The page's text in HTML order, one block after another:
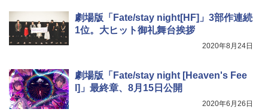
劇場版「Fate/stay night[HF]」3部作連続
1位。大ヒット御礼舞台挨拶
2020年8月24日
劇場版「Fate/stay night [Heaven's Fee
l]」最終章、8月15日公開
2020年6月26日